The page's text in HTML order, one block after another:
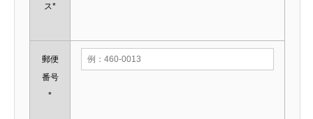
ス*
郵便
番号
*